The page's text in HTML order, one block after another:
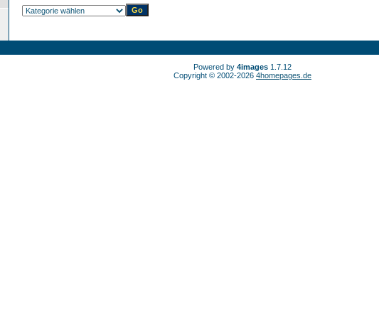
Powered by 4images 1.7.12
Copyright © 2002-2026 4homepages.de